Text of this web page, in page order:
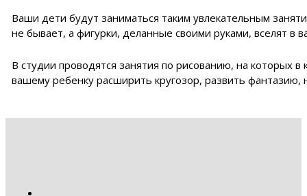
Ваши дети будут заниматься таким увлекательным
не бывает, а фигурки, деланные своими руками, вселят в
В студии проводятся занятия по рисованию, на которых в
вашему ребенку расширить кругозор, развить